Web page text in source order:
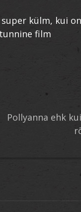
külm, kui
film
Pollyanna ehk